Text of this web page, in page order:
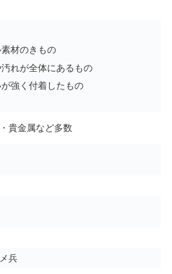
材のきもの
れが全体にあるもの
強く付着したもの
貴金属など多数
兵